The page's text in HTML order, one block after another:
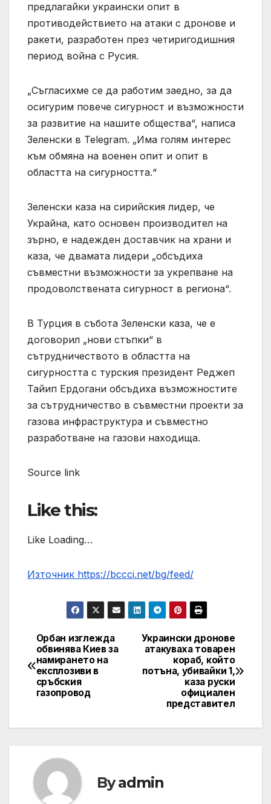
предлагайки украински опит в
противодействието на атаки с дронове и
ракети, разработен през четиригодишния
период война с Русия.
„Съгласихме се да работим заедно, за да
осигурим повече сигурност и възможности
за развитие на нашите общества“, написа
Зеленски в Telegram. „Има голям интерес
към обмяна на военен опит и опит в
областта на сигурността.“
Зеленски ⁠каза на сирийския лидер, че
Украйна, като основен производител на
зърно, е надежден доставчик на храни и
каза, че двамата лидери „обсъдиха
съвместни възможности за укрепване на
продоволствената сигурност в региона“.
В Турция в събота Зеленски каза, че е
договорил „нови стъпки“ в
сътрудничеството в областта на
сигурността с турския президент Реджеп
Тайип Ердогани обсъдиха възможностите
за сътрудничество в съвместни проекти за
газова инфраструктура и съвместно
разработване на газови находища.
Source link
Like this:
Like Loading…
Източник https://bccci.net/bg/feed/
Post
navigation
Украински дронове
атакуваха товарен
кораб, който
потъна, убивайки 1,
каза руски
официален
представител
Орбан изглежда
обвинява Киев за
намирането на
експлозиви в
сръбския
газопровод
Byadmin